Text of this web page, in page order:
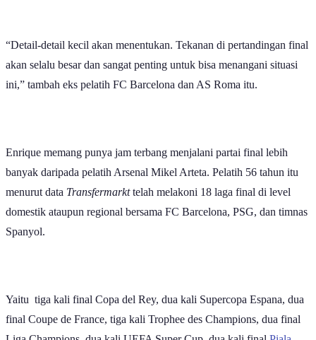
Dok.PSG, Pelatih PSG Luis Enrique (tengah) mengangkat trofi
Liga Champions musim 2024-2025.
Paris Saint-Germain (PSG) bakal bersua dengan Arsenal di final
WIB).
Jelang final Liga Champions 2025-2026 ini, dikutip dari situs UEFA